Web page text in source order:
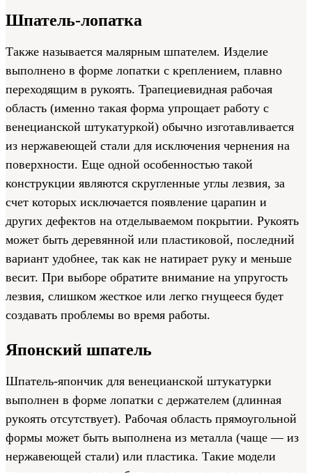
Шпатель-лопатка
Также называется малярным шпателем. Изделие
выполнено в форме лопатки с креплением, плавно
переходящим в рукоять. Трапециевидная рабочая
область (именно такая форма упрощает работу с
венецианской штукатуркой) обычно изготавливается
из нержавеющей стали для исключения чернения на
поверхности. Еще одной особенностью такой
конструкции являются скругленные углы лезвия, за
счет которых исключается появление царапин и
других дефектов на отделываемом покрытии. Рукоять
может быть деревянной или пластиковой, последний
вариант удобнее, так как не натирает руку и меньше
весит. При выборе обратите внимание на упругость
лезвия, слишком жесткое или легко гнущееся будет
создавать проблемы во время работы.
Японский шпатель
Шпатель-япончик для венецианской штукатурки
выполнен в форме лопатки с держателем (длинная
рукоять отсутствует). Рабочая область прямоугольной
формы может быть выполнена из металла (чаще — из
нержавеющей стали) или пластика. Такие модели